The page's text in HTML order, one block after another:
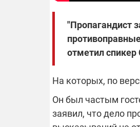
"Пропагандист
отметил
На которых, по
Он был частым
заявил, что дело